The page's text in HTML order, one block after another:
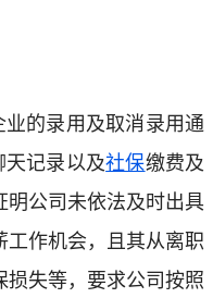
的录用及取消录用通
天记录以及社保缴费及
公司未依法及时出具
工作机会，且其从离职
损失等，要求公司按照